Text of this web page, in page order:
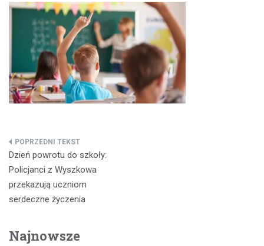
Nawigacja
wpisu
Dzień powrotu do szkoły:
Policjanci z Wyszkowa
przekazują uczniom
serdeczne życzenia
Najnowsze